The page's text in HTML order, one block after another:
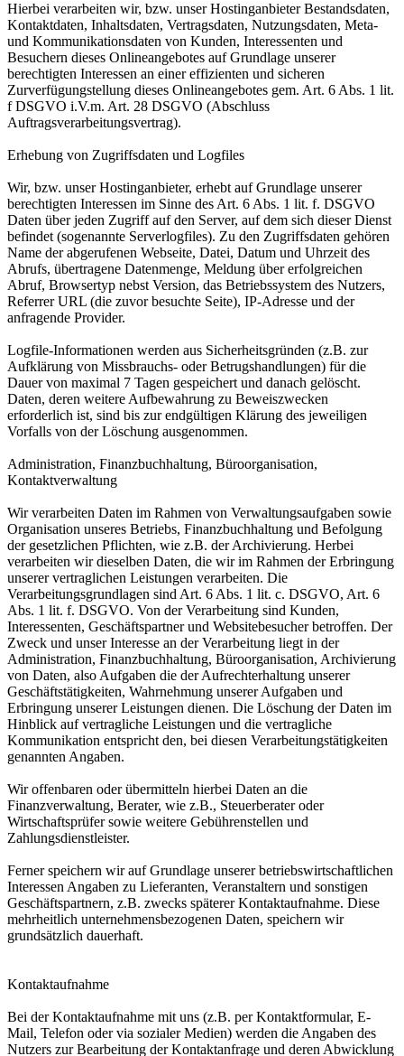
Hierbei verarbeiten wir, bzw. unser Hostinganbieter Bestandsdaten,
Kontaktdaten, Inhaltsdaten, Vertragsdaten, Nutzungsdaten, Meta-
und Kommunikationsdaten von Kunden, Interessenten und
Besuchern dieses Onlineangebotes auf Grundlage unserer
berechtigten Interessen an einer effizienten und sicheren
Zurverfügungstellung dieses Onlineangebotes gem. Art. 6 Abs. 1 lit.
f DSGVO i.V.m. Art. 28 DSGVO (Abschluss
Auftragsverarbeitungsvertrag).
Erhebung von Zugriffsdaten und Logfiles
Wir, bzw. unser Hostinganbieter, erhebt auf Grundlage unserer
berechtigten Interessen im Sinne des Art. 6 Abs. 1 lit. f. DSGVO
Daten über jeden Zugriff auf den Server, auf dem sich dieser Dienst
befindet (sogenannte Serverlogfiles). Zu den Zugriffsdaten gehören
Name der abgerufenen Webseite, Datei, Datum und Uhrzeit des
Abrufs, übertragene Datenmenge, Meldung über erfolgreichen
Abruf, Browsertyp nebst Version, das Betriebssystem des Nutzers,
Referrer URL (die zuvor besuchte Seite), IP-Adresse und der
anfragende Provider.
Logfile-Informationen werden aus Sicherheitsgründen (z.B. zur
Aufklärung von Missbrauchs- oder Betrugshandlungen) für die
Dauer von maximal 7 Tagen gespeichert und danach gelöscht.
Daten, deren weitere Aufbewahrung zu Beweiszwecken
erforderlich ist, sind bis zur endgültigen Klärung des jeweiligen
Vorfalls von der Löschung ausgenommen.
Administration, Finanzbuchhaltung, Büroorganisation,
Kontaktverwaltung
Wir verarbeiten Daten im Rahmen von Verwaltungsaufgaben sowie
Organisation unseres Betriebs, Finanzbuchhaltung und Befolgung
der gesetzlichen Pflichten, wie z.B. der Archivierung. Herbei
verarbeiten wir dieselben Daten, die wir im Rahmen der Erbringung
unserer vertraglichen Leistungen verarbeiten. Die
Verarbeitungsgrundlagen sind Art. 6 Abs. 1 lit. c. DSGVO, Art. 6
Abs. 1 lit. f. DSGVO. Von der Verarbeitung sind Kunden,
Interessenten, Geschäftspartner und Websitebesucher betroffen. Der
Zweck und unser Interesse an der Verarbeitung liegt in der
Administration, Finanzbuchhaltung, Büroorganisation, Archivierung
von Daten, also Aufgaben die der Aufrechterhaltung unserer
Geschäftstätigkeiten, Wahrnehmung unserer Aufgaben und
Erbringung unserer Leistungen dienen. Die Löschung der Daten im
Hinblick auf vertragliche Leistungen und die vertragliche
Kommunikation entspricht den, bei diesen Verarbeitungstätigkeiten
genannten Angaben.
Wir offenbaren oder übermitteln hierbei Daten an die
Finanzverwaltung, Berater, wie z.B., Steuerberater oder
Wirtschaftsprüfer sowie weitere Gebührenstellen und
Zahlungsdienstleister.
Ferner speichern wir auf Grundlage unserer betriebswirtschaftlichen
Interessen Angaben zu Lieferanten, Veranstaltern und sonstigen
Geschäftspartnern, z.B. zwecks späterer Kontaktaufnahme. Diese
mehrheitlich unternehmensbezogenen Daten, speichern wir
grundsätzlich dauerhaft.
Kontaktaufnahme
Bei der Kontaktaufnahme mit uns (z.B. per Kontaktformular, E-
Mail, Telefon oder via sozialer Medien) werden die Angaben des
Nutzers zur Bearbeitung der Kontaktanfrage und deren Abwicklung